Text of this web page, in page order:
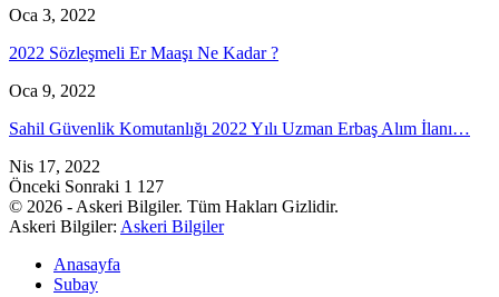
Oca 3, 2022
2022 Sözleşmeli Er Maaşı Ne Kadar ?
Oca 9, 2022
Sahil Güvenlik Komutanlığı 2022 Yılı Uzman Erbaş Alım İlanı…
Nis 17, 2022
Önceki Sonraki 1 127
© 2026 - Askeri Bilgiler. Tüm Hakları Gizlidir.
Askeri Bilgiler: Askeri Bilgiler
Anasayfa
Subay